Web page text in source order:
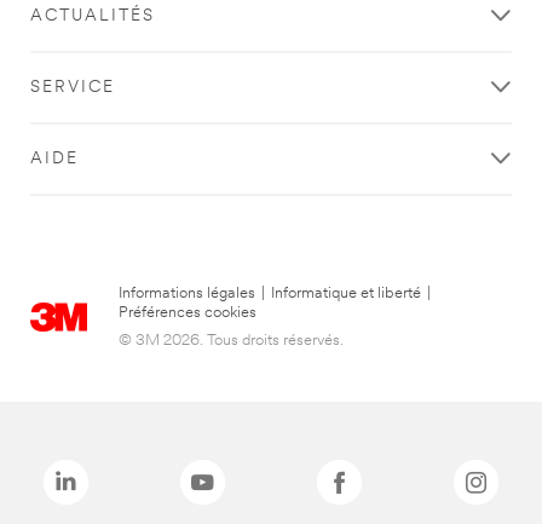
ACTUALITÉS
SERVICE
AIDE
Informations légales Informatique et liberté
Préférences cookies
© 3M 2026. Tous droits réservés.